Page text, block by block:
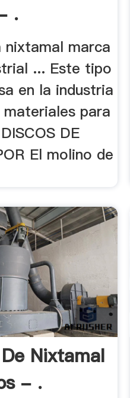
.
nixtamal marca
... Este tipo
en la industria
para
DE
El molino de
Nixtamal
- .